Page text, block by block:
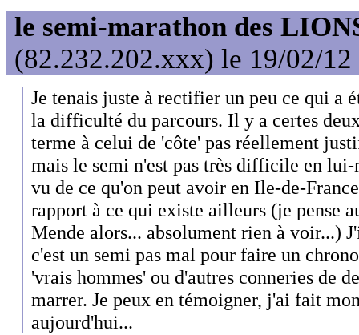
le semi-marathon des
(82.232.202.xxx) le 19/02/12
Je tenais juste à rectifier un peu ce qui a
la difficulté du parcours. Il y a certes
terme à celui de 'côte' pas réellement
mais le semi n'est pas très difficile en lui-
vu de ce qu'on peut avoir en Ile-de-
rapport à ce qui existe ailleurs (je pense
Mende alors... absolument rien à voir...)
c'est un semi pas mal pour faire un
'vrais hommes' ou d'autres conneries de
marrer. Je peux en témoigner, j'ai fait
aujourd'hui...